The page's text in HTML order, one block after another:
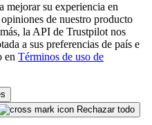
mejorar su experiencia en
de nuestro producto
la API de Trustpilot nos
a sus preferencias de país e
en Términos de uso de
Rechazar todo